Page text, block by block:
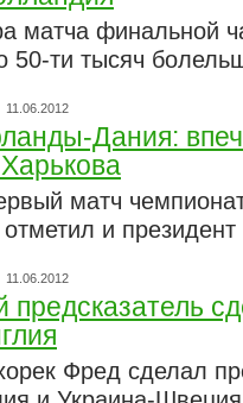
матча финальной
50-ти тысяч
11.06.2012
Дания:
матч
и
11.06.2012
предсказатель
Фред сделал